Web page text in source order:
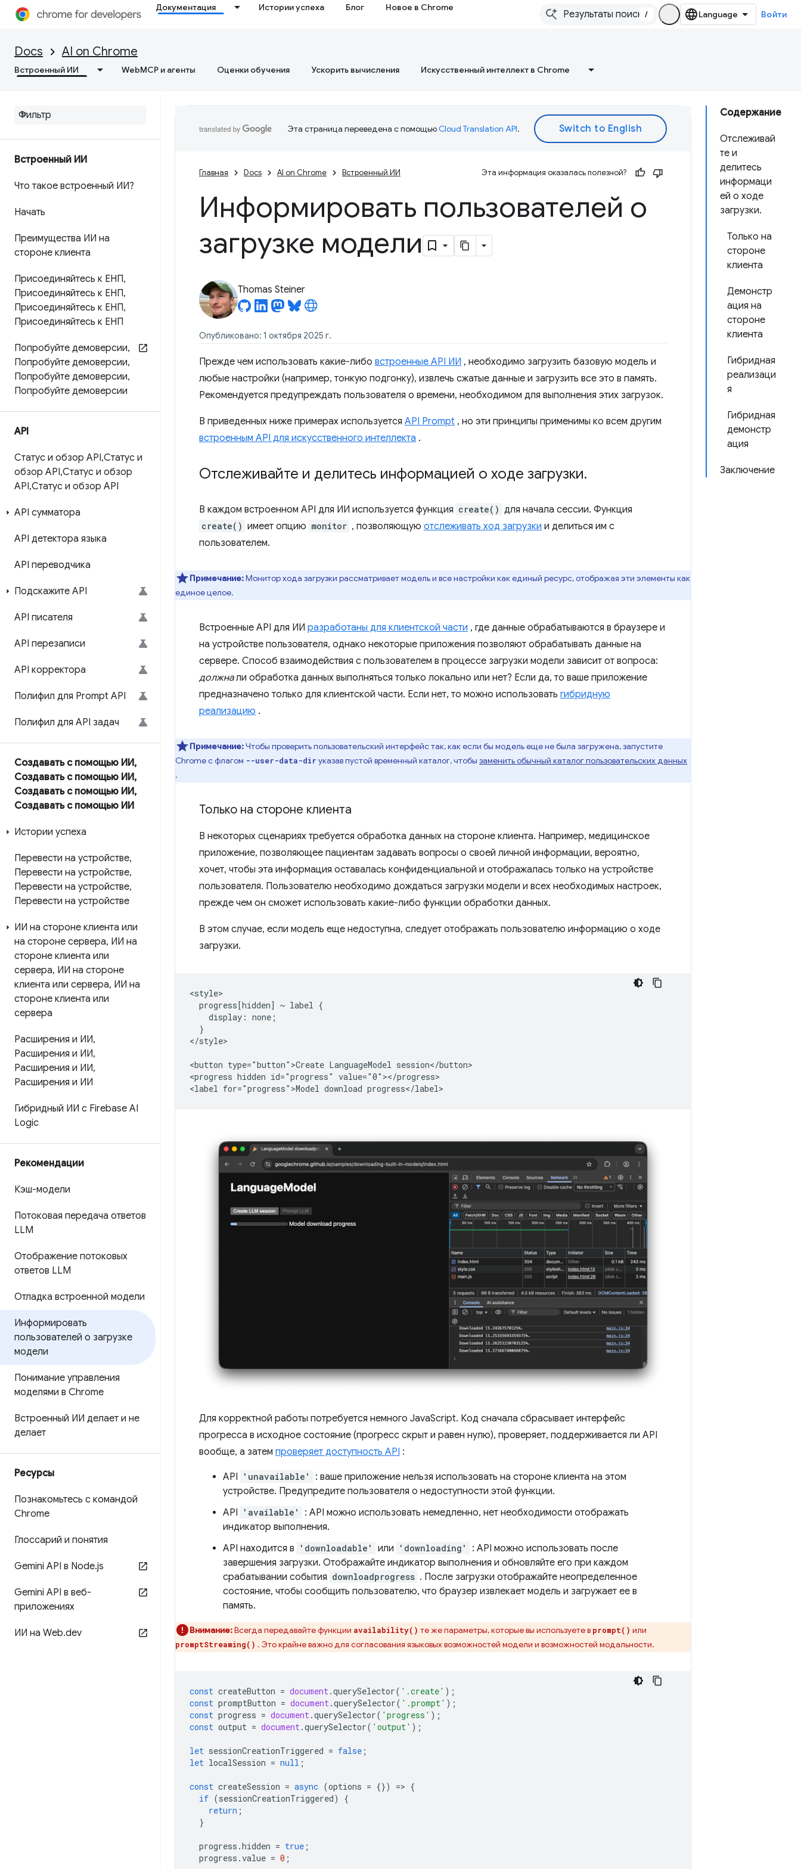
Документация Истории успеха Блог Новое в Chrome
/ Войти
Docs AI on Chrome
Встроенный ИИ WebMCP и агенты Оценки обучения Ускорить вычисления Искусственный интеллект в Chrome
Встроенный ИИ
Что такое встроенный ИИ?
Начать
Преимущества ИИ на
стороне клиента
Присоединяйтесь к ЕНП,
Присоединяйтесь к ЕНП,
Присоединяйтесь к ЕНП,
Присоединяйтесь к ЕНП
Попробуйте демоверсии,
Попробуйте демоверсии,
Попробуйте демоверсии,
Попробуйте демоверсии
API
Статус и обзор API,Статус и
обзор API,Статус и обзор
API,Статус и обзор API
API сумматора
API детектора языка
API переводчика
Подскажите API
API писателя
API перезаписи
API корректора
Полифил для Prompt API
Полифил для API задач
Создавать с помощью ИИ,
Создавать с помощью ИИ,
Создавать с помощью ИИ,
Создавать с помощью ИИ
Истории успеха
Перевести на устройстве,
Перевести на устройстве,
Перевести на устройстве,
Перевести на устройстве
ИИ на стороне клиента или
на стороне сервера, ИИ на
стороне клиента или
сервера, ИИ на стороне
клиента или сервера, ИИ на
стороне клиента или
сервера
Расширения и ИИ,
Расширения и ИИ,
Расширения и ИИ,
Расширения и ИИ
Гибридный ИИ с Firebase AI
Logic
Рекомендации
Кэш-модели
Потоковая передача ответов
LLM
Отображение потоковых
ответов LLM
Отладка встроенной модели
Информировать
пользователей о загрузке
модели
Понимание управления
моделями в Chrome
Встроенный ИИ делает и не
делает
Ресурсы
Познакомьтесь с командой
Chrome
Глоссарий и понятия
Gemini API в Node.js
Gemini API в веб-
приложениях
ИИ на Web.dev
Содержание
Отслеживай
те и
делитесь
информаци
ей о ходе
загрузки.
Только на
стороне
клиента
Демонстр
ация на
стороне
клиента
Гибридная
реализаци
я
Гибридная
демонстр
ация
Заключение
Эта страница переведена с помощьюCloud Translation API.
Главная Docs AI on Chrome Встроенный ИИ Эта информация оказалась полезной?
Информировать пользователей о
загрузке модели
Thomas Steiner
Опубликовано: 1 октября 2025 г.
Прежде чем использовать какие-либо встроенные API ИИ , необходимо загрузить базовую модель и
любые настройки (например, тонкую подгонку), извлечь сжатые данные и загрузить все это в память.
Рекомендуется предупреждать пользователя о времени, необходимом для выполнения этих загрузок.
В приведенных ниже примерах используется API Prompt , но эти принципы применимы ко всем другим
встроенным API для искусственного интеллекта .
Отслеживайте и делитесь информацией о ходе загрузки.
В каждом встроенном API для ИИ используется функция create() для начала сессии. Функция
create() имеет опцию monitor , позволяющую отслеживать ход загрузки и делиться им с
пользователем.
Примечание:Монитор хода загрузки рассматривает модель и все настройки как единый ресурс, отображая эти элементы как
единое целое.
Встроенные API для ИИ разработаны для клиентской части , где данные обрабатываются в браузере и
на устройстве пользователя, однако некоторые приложения позволяют обрабатывать данные на
сервере. Способ взаимодействия с пользователем в процессе загрузки модели зависит от вопроса:
должнали обработка данных выполняться только локально или нет? Если да, то ваше приложение
предназначено только для клиентской части. Если нет, то можно использовать гибридную
реализацию .
Примечание:Чтобы проверить пользовательский интерфейс так, как если бы модель еще не была загружена, запустите
Chrome с флагом --user-data-dir указав пустой временный каталог, чтобы заменить обычный каталог пользовательских данных
.
Только на стороне клиента
В некоторых сценариях требуется обработка данных на стороне клиента. Например, медицинское
приложение, позволяющее пациентам задавать вопросы о своей личной информации, вероятно,
хочет, чтобы эта информация оставалась конфиденциальной и отображалась только на устройстве
пользователя. Пользователю необходимо дождаться загрузки модели и всех необходимых настроек,
прежде чем он сможет использовать какие-либо функции обработки данных.
В этом случае, если модель еще недоступна, следует отображать пользователю информацию о ходе
загрузки.
<style>
  progress[hidden] ~ label {
    display: none;
  }
</style>
<button type="button">Create LanguageModel session</button>
<progress hidden id="progress" value="0"></progress>
Для корректной работы потребуется немного JavaScript. Код сначала сбрасывает интерфейс
прогресса в исходное состояние (прогресс скрыт и равен нулю), проверяет, поддерживается ли API
вообще, а затем проверяет доступность API :
API 'unavailable'
: ваше приложение нельзя использовать на стороне клиента на этом
устройстве. Предупредите пользователя о недоступности этой функции.
API
'available'
: API можно использовать немедленно, нет необходимости отображать
индикатор выполнения.
API находится в
'downloadable' или 'downloading'
: API можно использовать после
завершения загрузки. Отображайте индикатор выполнения и обновляйте его при каждом
срабатывании события downloadprogress . После загрузки отображайте неопределенное
состояние, чтобы сообщить пользователю, что браузер извлекает модель и загружает ее в
память.
Внимание:Всегда передавайте функции availability() те же параметры, которые вы используете в prompt() или
promptStreaming() . Это крайне важно для согласования языковых возможностей модели и возможностей модальности.
const createButton = document.querySelector( '.create' );
const promptButton = document.querySelector( '.prompt' );
const progress = document.querySelector( 'progress' );
const output = document.querySelector( 'output' );
let sessionCreationTriggered = false ;
let localSession = null ;
const createSession = async (options = {}) => {
if (sessionCreationTriggered)
{
return ;
}
progress .hidden = true ;
progress .value = 0 ;